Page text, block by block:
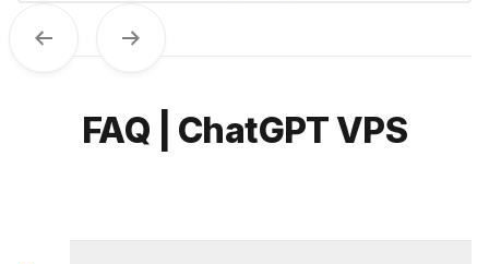
Previous Next
FAQ | ChatGPT VPS